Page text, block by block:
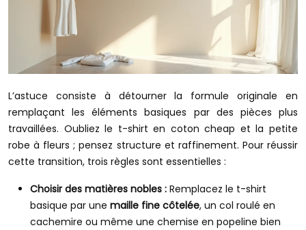
L’astuce consiste à détourner la formule originale en
remplaçant les éléments basiques par des pièces plus
travaillées. Oubliez le t-shirt en coton cheap et la petite
robe à fleurs ; pensez structure et raffinement. Pour réussir
cette transition, trois règles sont essentielles :
Choisir des matières nobles : Remplacez le t-shirt
basique par une maille fine côtelée, un col roulé en
cachemire ou même une chemise en popeline bien